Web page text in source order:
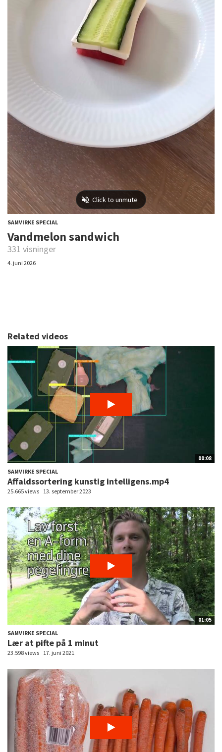
SAMVIRKE SPECIAL
Vandmelon sandwich
331 visninger
4. juni 2026
Related videos
00:08
SAMVIRKE SPECIAL
Affaldssortering kunstig intelligens.mp4
25.665 views 13. september 2023
01:05
SAMVIRKE SPECIAL
Lær at pifte på 1 minut
23.598 views 17. juni 2021